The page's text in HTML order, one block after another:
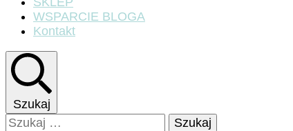
WSPARCIE BLOGA
Kontakt
Szukaj
Szukaj: